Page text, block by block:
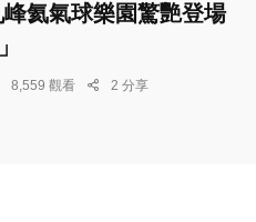
氦氣球樂園驚艷登場
8,559 觀看 2 分享